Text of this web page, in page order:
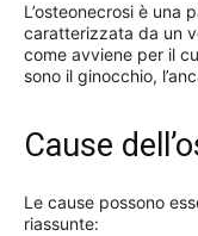
L’osteonecrosi è una
caratterizzata da un
come avviene per il
sono il ginocchio,
Cause
Le cause possono
riassunte: